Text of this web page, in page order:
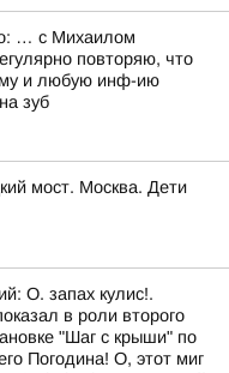
… с Михаилом
повторяю, что
и любую инф-ию
зуб
мост. Москва. Дети
О. запах кулис!.
в роли второго
"Шаг с крыши" по
Погодина! О, этот миг